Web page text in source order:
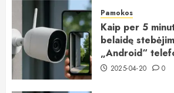
Pamokos
Kaip per 5
belaidę
„Android“
2025-04-20 0